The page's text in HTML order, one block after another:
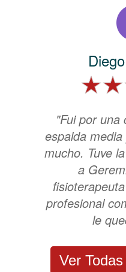
"Fui por una
espalda
mucho. Tuve
a
profesional
le
Ver